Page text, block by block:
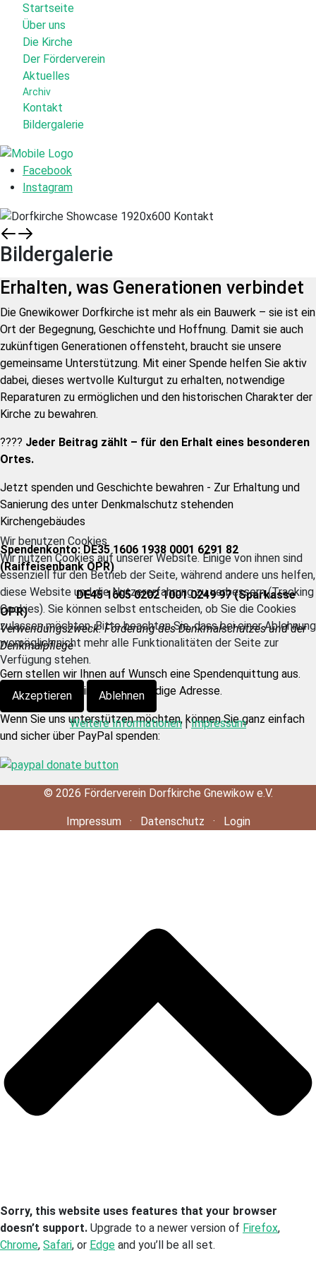
Startseite
Über uns
Die Kirche
Der Förderverein
Aktuelles
Archiv
Kontakt
Bildergalerie
Facebook
Instagram
Bildergalerie
Erhalten, was Generationen verbindet
Die Gnewikower Dorfkirche ist mehr als ein Bauwerk – sie ist ein
Ort der Begegnung, Geschichte und Hoffnung. Damit sie auch
zukünftigen Generationen offensteht, braucht sie unsere
gemeinsame Unterstützung. Mit einer Spende helfen Sie aktiv
dabei, dieses wertvolle Kulturgut zu erhalten, notwendige
Reparaturen zu ermöglichen und den historischen Charakter der
Kirche zu bewahren.
???? Jeder Beitrag zählt – für den Erhalt eines besonderen
Ortes.
Jetzt spenden und Geschichte bewahren - Zur Erhaltung und
Sanierung des unter Denkmalschutz stehenden
Kirchengebäudes
Spendenkonto: DE35 1606 1938 0001 6291 82
(Raiffeisenbank OPR)
DE45 1605 0202 1001 0249 97 (Sparkasse
OPR)
Verwendungszweck: Förderung des Denkmalschutzes und der
Denkmalpflege
Gern stellen wir Ihnen auf Wunsch eine Spendenquittung aus.
Dazu brauchen wir eine vollständige Adresse.
Wenn Sie uns unterstützen möchten, können Sie ganz einfach
und sicher über PayPal spenden:
© 2026 Förderverein Dorfkirche Gnewikow e.V.
Impressum · Datenschutz · Login
Sorry, this website uses features that your browser
doesn’t support. Upgrade to a newer version of Firefox,
Chrome, Safari, or Edge and you’ll be all set.
Wir benutzen Cookies
Wir nutzen Cookies auf unserer Website. Einige von ihnen sind
essenziell für den Betrieb der Seite, während andere uns helfen,
diese Website und die Nutzererfahrung zu verbessern (Tracking
Cookies). Sie können selbst entscheiden, ob Sie die Cookies
zulassen möchten. Bitte beachten Sie, dass bei einer Ablehnung
womöglich nicht mehr alle Funktionalitäten der Seite zur
Verfügung stehen.
Akzeptieren Ablehnen
Weitere Informationen|Impressum